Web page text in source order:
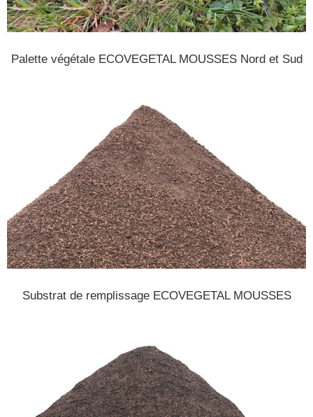
Palette végétale ECOVEGETAL MOUSSES Nord et Sud
Substrat de remplissage ECOVEGETAL MOUSSES